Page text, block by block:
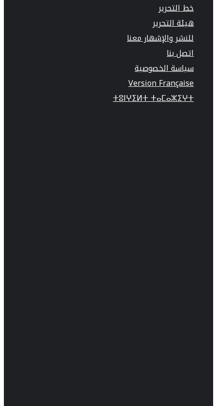
خط التحرير
هيئة التحرير
للنشر والإشهار معنا
اتصل بنا
سياسة الخصوصية
Version Française
ⵜⵓⵏⵖⵉⵍⵜ ⵜⴰⵎⴰⵣⵉⵖⵜ